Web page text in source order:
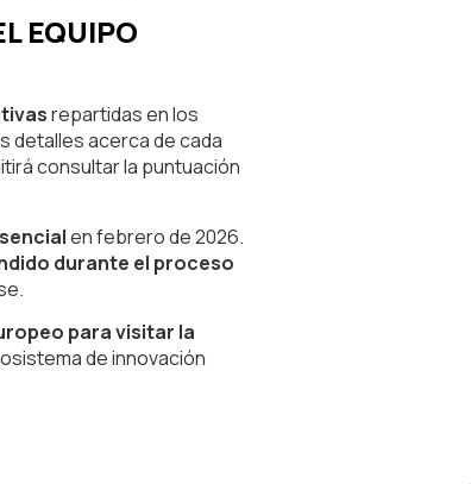
EQUIPO
repartidas en los
detalles acerca de cada
consultar la puntuación
en febrero de 2026.
durante el proceso
para visitar la
de innovación